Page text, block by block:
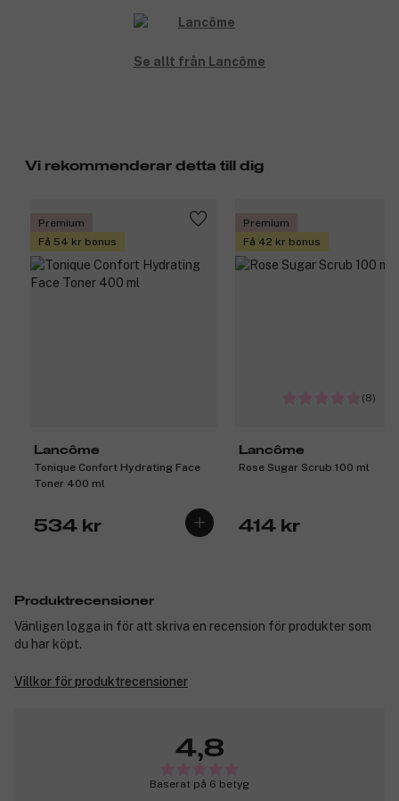
Se allt från Lancôme
Vi rekommenderar detta till dig
Premium
Få 54 kr bonus
Lancôme
Tonique Confort Hydrating Face
Toner 400 ml
534 kr
Premium
Få 42 kr bonus
(8)
Lancôme
Rose Sugar Scrub 100 ml
414 kr
Produktrecensioner
Vänligen logga in för att skriva en recension för produkter som
du har köpt.
Villkor för produktrecensioner
4,8
Baserat på 6 betyg